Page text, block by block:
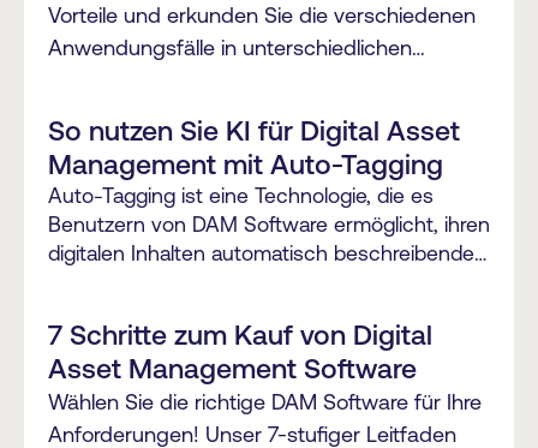
Vorteile und erkunden Sie die verschiedenen
Anwendungsfälle in unterschiedlichen
So nutzen Sie KI für Digital Asset
Management mit Auto-Tagging
Auto-Tagging ist eine Technologie, die es
Benutzern von DAM Software ermöglicht, ihren
digitalen Inhalten automatisch beschreibende
7 Schritte zum Kauf von Digital
Asset Management Software
Wählen Sie die richtige DAM Software für Ihre
Anforderungen! Unser 7-stufiger Leitfaden